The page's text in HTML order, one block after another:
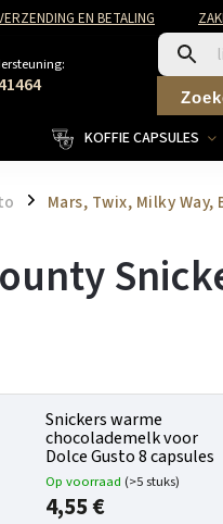
EN BETALING
KOFFIE CAPSULES
/ Mars, Twix, Milky
Snickers warme
chocolademelk voor
Dolce Gusto 8 capsules
Op voorraad (>5 stuks)
4,55 €